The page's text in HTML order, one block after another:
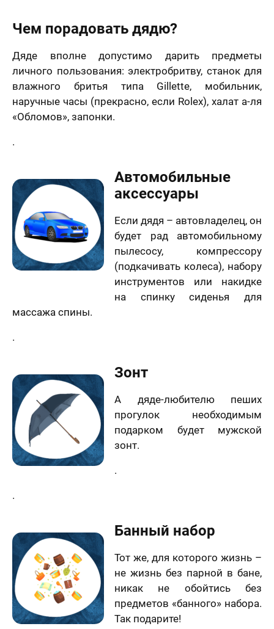
Чем порадовать дядю?
Дяде вполне допустимо дарить предметы
личного пользования: электробритву, станок для
влажного бритья типа Gillette, мобильник,
наручные часы (прекрасно, если Rolex), халат а-ля
«Обломов», запонки.
.
Автомобильные
аксессуары
Если дядя – автовладелец, он
будет рад автомобильному
пылесосу, компрессору
(подкачивать колеса), набору
инструментов или накидке
на спинку сиденья для
массажа спины.
.
Зонт
А дяде-любителю пеших
прогулок необходимым
подарком будет мужской
зонт.
.
.
Банный набор
Тот же, для которого жизнь –
не жизнь без парной в бане,
никак не обойтись без
предметов «банного» набора.
Так подарите!